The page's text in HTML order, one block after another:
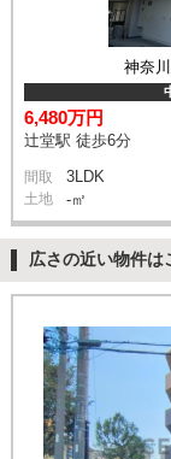
神奈
6,480万円
辻堂駅 徒歩6分
間取 3LDK
土地 -㎡
広さの近い物件は